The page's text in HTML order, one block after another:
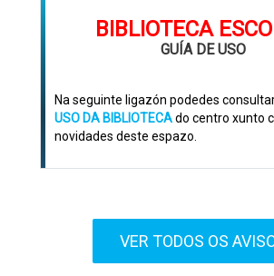
BIBLIOTECA
GUÍA DE USO
Na seguinte ligazón podedes
USO DA BIBLIOTECAdo centro xunto
novidades deste espazo.
VER TODOS OS